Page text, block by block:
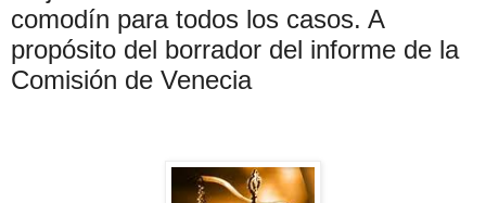
comodín para todos los casos. A
propósito del borrador del informe de la
Comisión de Venecia